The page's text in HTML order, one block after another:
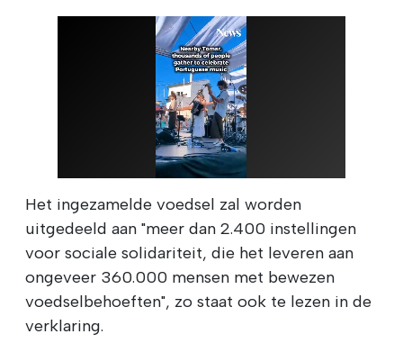
Het ingezamelde voedsel zal worden
uitgedeeld aan "meer dan 2.400 instellingen
voor sociale solidariteit, die het leveren aan
ongeveer 360.000 mensen met bewezen
voedselbehoeften", zo staat ook te lezen in de
verklaring.